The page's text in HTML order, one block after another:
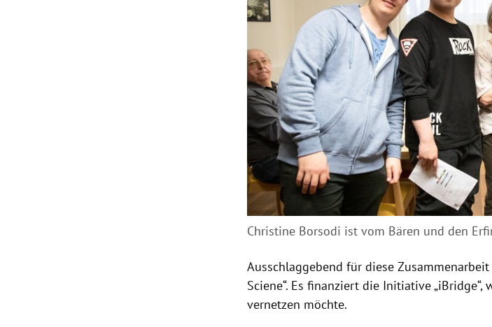
Christine Borsodi ist vom Bären und den
Ausschlaggebend für diese
Sciene“. Es finanziert die Initiative
vernetzen möchte.